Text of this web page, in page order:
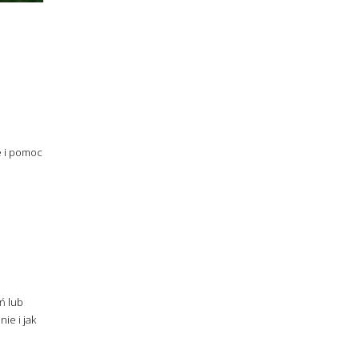
i pomoc
lub
i jak